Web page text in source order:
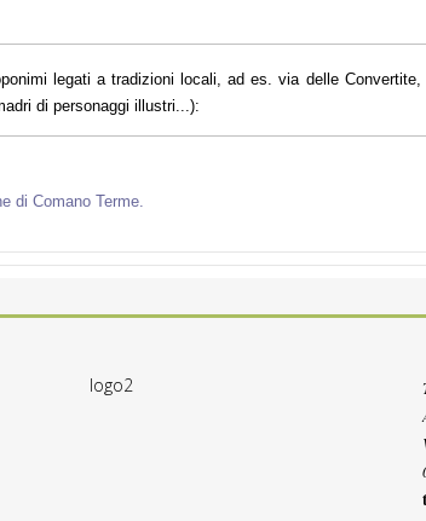
legati a tradizioni locali, ad es. via delle Convertite,
di personaggi illustri...):
di Comano Terme.